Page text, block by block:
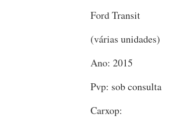
Ford Transit
(várias unidades)
Ano: 2015
Pvp: sob consulta
Carxop: